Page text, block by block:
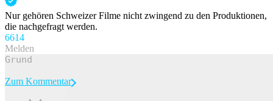
Nur gehören Schweizer Filme nicht zwingend zu den Produktionen,
die nachgefragt werden.
6614
Melden
Zum Kommentar